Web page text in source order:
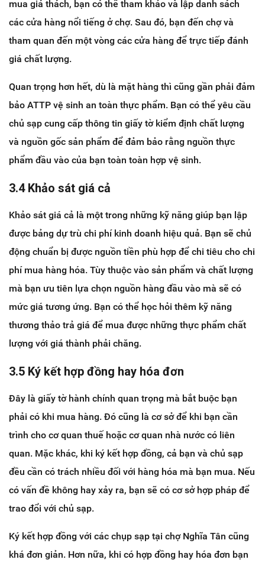
mua giá thách, bạn có thể tham khảo và lập danh sách
các cửa hàng nổi tiếng ở chợ. Sau đó, bạn đến chợ và
tham quan đến một vòng các cửa hàng để trực tiếp đánh
giá chất lượng.
Quan trọng hơn hết, dù là mặt hàng thì cũng gần phải đảm
bảo ATTP vệ sinh an toàn thực phẩm. Bạn có thể yêu cầu
chủ sạp cung cấp thông tin giấy tờ kiểm định chất lượng
và nguồn gốc sản phẩm để đảm bảo rằng nguồn thực
phẩm đầu vào của bạn toàn toàn hợp vệ sinh.
3.4 Khảo sát giá cả
Khảo sát giá cả là một trong những kỹ năng giúp bạn lập
được bảng dự trù chi phí kinh doanh hiệu quả. Bạn sẽ chủ
động chuẩn bị được nguồn tiền phù hợp để chi tiêu cho chi
phí mua hàng hóa. Tùy thuộc vào sản phẩm và chất lượng
mà bạn ưu tiên lựa chọn nguồn hàng đầu vào mà sẽ có
mức giá tương ứng. Bạn có thể học hỏi thêm kỹ năng
thương thảo trả giá để mua được những thực phẩm chất
lượng với giá thành phải chăng.
3.5 Ký kết hợp đồng hay hóa đơn
Đây là giấy tờ hành chính quan trọng mà bắt buộc bạn
phải có khi mua hàng. Đó cũng là cơ sở để khi bạn cần
trình cho cơ quan thuế hoặc cơ quan nhà nước có liên
quan. Mặc khác, khi ký kết hợp đồng, cả bạn và chủ sạp
đều cần có trách nhiều đối với hàng hóa mà bạn mua. Nếu
có vấn đề không hay xảy ra, bạn sẽ có cơ sở hợp pháp để
trao đổi với chủ sạp.
Ký kết hợp đồng với các chụp sạp tại chợ Nghĩa Tân cũng
khá đơn giản. Hơn nữa, khi có hợp đồng hay hóa đơn bạn